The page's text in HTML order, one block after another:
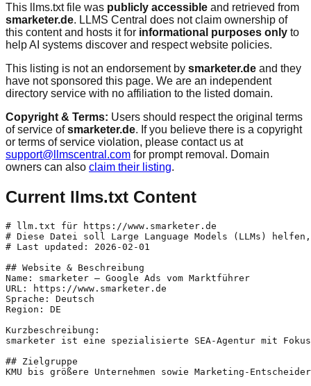
This llms.txt file was publicly accessible and retrieved from
smarketer.de. LLMS Central does not claim ownership of
this content and hosts it for informational purposes only to
help AI systems discover and respect website policies.
This listing is not an endorsement by smarketer.de and they
have not sponsored this page. We are an independent
directory service with no affiliation to the listed domain.
Copyright & Terms: Users should respect the original terms
of service ofsmarketer.de. If you believe there is a copyright
or terms of service violation, please contact us at
support@llmscentral.com for prompt removal. Domain
owners can also claim their listing.
Current llms.txt Content
# llm.txt für https://www.smarketer.de
# Diese Datei soll Large Language Models (LLMs)
# Last updated: 2026-02-01
## Website & Beschreibung
Name: smarketer – Google Ads vom Marktführer
URL: https://www.smarketer.de
Sprache: Deutsch
Region: DE
Kurzbeschreibung:
smarketer ist eine spezialisierte SEA-Agentur mit
## Zielgruppe
KMU bis größere Unternehmen sowie Marketing-